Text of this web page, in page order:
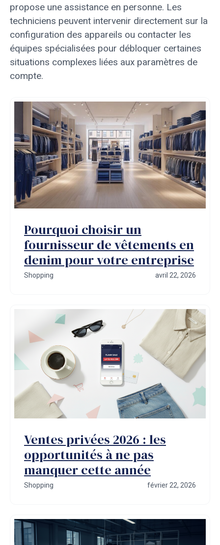
propose une assistance en personne. Les
techniciens peuvent intervenir directement sur la
configuration des appareils ou contacter les
équipes spécialisées pour débloquer certaines
situations complexes liées aux paramètres de
compte.
Pourquoi choisir un
fournisseur de vêtements en
denim pour votre entreprise
Shopping avril 22, 2026
Ventes privées 2026 : les
opportunités à ne pas
manquer cette année
Shopping février 22, 2026